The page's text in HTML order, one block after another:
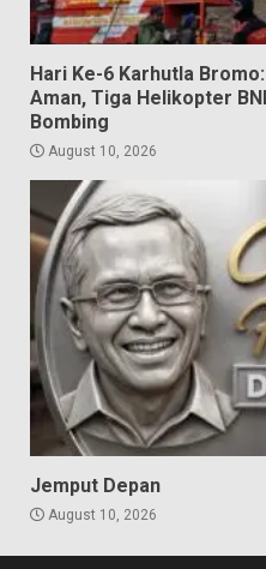
Hari Ke-6 Karhutla
Aman, Tiga Helikopter
Bombing
August 10, 2026
Jemput Depan
August 10, 2026